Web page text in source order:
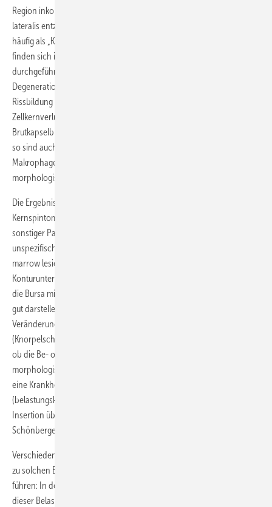
Region inkonstant vorkommende Bursa subcutanea epicondyli
lateralis entzünden, weswegen diese Insertionstendopathie auch
häufig als „Knochenhautentzündung“ bezeichnet wird. Histologisch
finden sich in Biopsien, die anlässlich von operativen Versorgungen
durchgeführt wurden, eher unspezifische, auf eine allgemeine
Degeneration des Bindegewebes hinweisende Veränderungen, wie
Rissbildung der chondroiden Zone am Sehnen-Knochen-Übergang,
Zellkernverlust und verminderte Zellzahl (Apoptose),
Brutkapselbildung oder Verkalkungen. Liegen eher akute Verläufe vor,
so sind auch reaktive oder entzündliche Veränderungen (Leukozyten,
Makrophagen oder Fibrineinlagerungen) möglich. Ein typisches
morphologisches Krankheitsbild existiert jedoch nicht (Mohr 2000).
Die Ergebnisse der bildgebenden Diagnostik (Röntgen,
Kernspintomographie, Sonographie) dienen eher dem Ausschluss
sonstiger Pathologien, als der Artdiagnose. Gelegentlich finden sich
unspezifische Ödeme der Weichteile, aber auch des Knochens („bone
marrow lesion“ oder Knochenmarködem), Verkalkungen oder
Konturunterbrechungen innerhalb der Sehnen. Vor allem dann, wenn
die Bursa mit einbezogen ist, lassen sich Flüssigkeitsansammlungen
gut darstellen. Oftmals ist die Epikondylitis mit degenerativen
Veränderungen innerhalb des Gelenksraums des Ellenbogens
(Knorpelschäden, Synovialitis usw.) assoziiert. Dabei ist bislang unklar,
ob die Be- oder Überbelastung der Sehneninsertion solche
morphologischen Veränderungen per se bewirkt, oder ob vielmehr
eine Krankheitsmanifestation dadurch zustande kommt
(belastungskonformes Schadensbild), dass die bereits geschädigte
Insertion überlastet wird (Schadensanlage) (Bischoff 2001;
Schönberger et al. 2010).
Verschiedene manuelle berufliche oder sportliche Tätigkeiten können
zu solchen Be-und Überbelastungen an der Extensoreninsertion
führen: In den meisten Fällen handelt es sich um Kombinationen
dieser Belastungsmuster.